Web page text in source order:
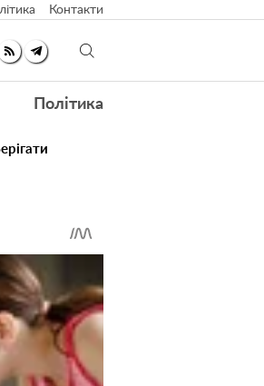
Контакти
Політика